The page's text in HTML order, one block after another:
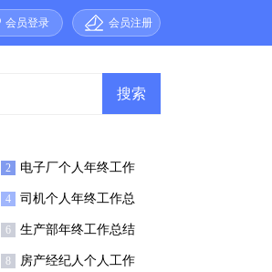
会员登录 会员注册
2 电子厂个人年终工作
总结13篇
4 司机个人年终工作总
结(15篇)
6 生产部年终工作总结
15篇
8 房产经纪人个人工作